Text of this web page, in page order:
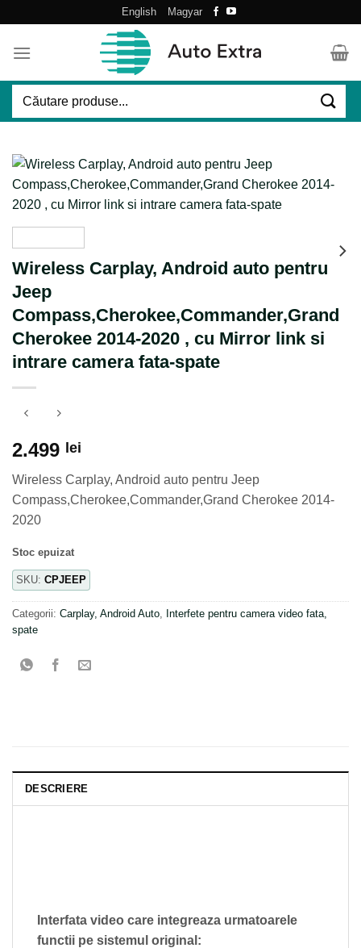
content
English Magyar
Caută
Wireless Carplay, Android auto pentru
Jeep
Compass,Cherokee,Commander,Grand
Cherokee 2014-2020 , cu Mirror link si
intrare camera fata-spate
2.499 lei
Wireless Carplay, Android auto pentru Jeep
Compass,Cherokee,Commander,Grand Cherokee 2014-
2020
Stoc epuizat
SKU: CPJEEP
Categorii: Carplay, Android Auto, Interfete pentru camera video fata,
spate
DESCRIERE
Interfata video care integreaza urmatoarele
functii pe sistemul original: